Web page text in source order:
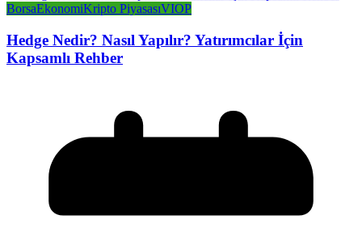
BorsaEkonomiKripto PiyasasıVIOP
Hedge Nedir? Nasıl Yapılır? Yatırımcılar İçin
Kapsamlı Rehber